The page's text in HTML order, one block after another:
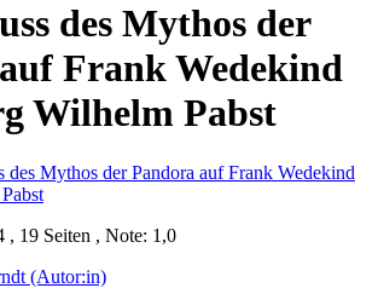
des Mythos der
Frank Wedekind
Wilhelm Pabst
, 19 Seiten , Note: 1,0
(Autor:in)